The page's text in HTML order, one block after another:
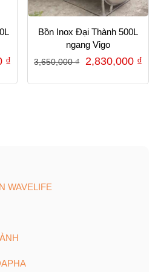
₫Giá
Bồn Inox Đại Thành 500L
ngang Vigo
3,650,000₫
Giá
2,830,000 ₫
WAVELIFE